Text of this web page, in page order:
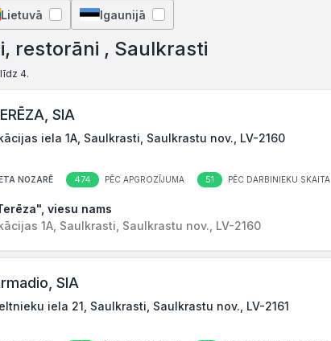
Lietuvā Igaunijā
restorāni , Saulkrasti
4.
SIA
iela 1A, Saulkrasti, Saulkrastu nov., LV-2160
NOZARĒ 474 PĒC APGROZĪJUMA 51 PĒC DARBINIEKU SKAITA
viesu nams
1A, Saulkrasti, Saulkrastu nov., LV-2160
SIA
iela 21, Saulkrasti, Saulkrastu nov., LV-2161